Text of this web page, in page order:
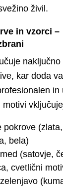
živil.
in vzorci –
naključno
kar doda
in
pokrove
bela)
(satovje,
cvetlični